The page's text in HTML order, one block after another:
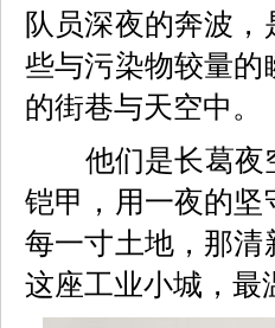
队员深夜的奔波
些与污染物较量的
的街巷与天空中。
他们是长葛夜空
铠甲，用一夜的坚
每一寸土地，那清
这座工业小城，最